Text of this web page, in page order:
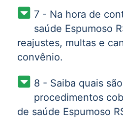
7 - Na hora de
saúde Espumoso
reajustes, multas e
convênio.
8 - Saiba quais
procedimentos
de saúde Espumoso